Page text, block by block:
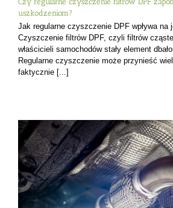
uszkodzeniom?
Jak regularne czyszczenie DPF wpływa na
Czyszczenie filtrów DPF, czyli filtrów
właścicieli samochodów stały element
Regularne czyszczenie może przynieść
faktycznie [...]